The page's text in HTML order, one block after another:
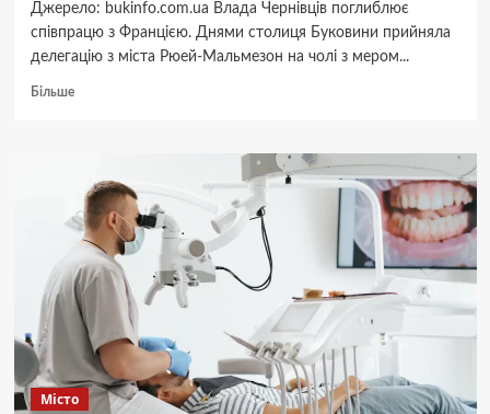
Джерело: bukinfo.com.ua Влада Чернівців поглиблює
співпрацю з Францією. Днями столиця Буковини прийняла
делегацію з міста Рюей-Мальмезон на чолі з мером...
БільшеДокладніше
французами:
буковинські
ліцеїсти
зможуть
провести
кілька
тижнів
франкомовних
сім’ях,
Місто